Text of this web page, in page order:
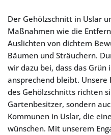
Der Gehölzschnitt in Uslar
Maßnahmen wie die
Auslichten von dichtem
Bäumen und Sträuchern.
wir dazu bei, dass das Grün
ansprechend bleibt.
des Gehölzschnitts richten
Gartenbesitzer, sondern
Kommunen in Uslar, die
wünschen. Mit unserem